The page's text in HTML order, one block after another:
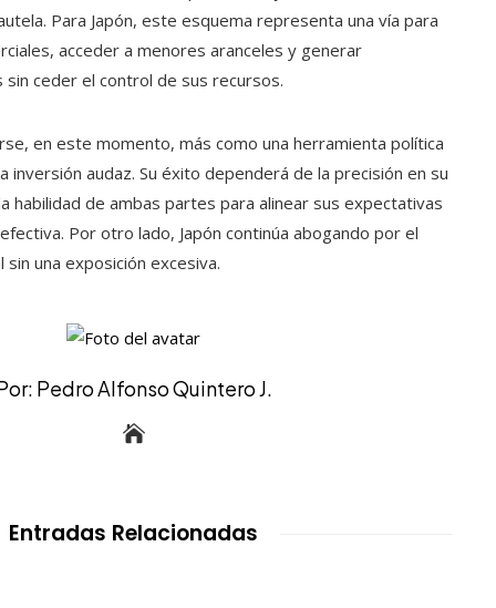
Para Japón, este esquema representa una vía para
acceder a menores aranceles y generar
ceder el control de sus recursos.
en este momento, más como una herramienta política
inversión audaz. Su éxito dependerá de la precisión en su
habilidad de ambas partes para alinear sus expectativas
Por otro lado, Japón continúa abogando por el
sin una exposición excesiva.
Pedro Alfonso Quintero J.
Entradas Relacionadas